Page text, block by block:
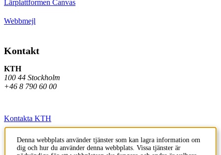
Lärplattformen Canvas
Webbmejl
Kontakt
KTH
100 44 Stockholm
+46 8 790 60 00
Kontakta KTH
Jobba på KTH
Denna webbplats använder tjänster som kan lagra information om
dig och hur du använder denna webbplats. Vissa tjänster är